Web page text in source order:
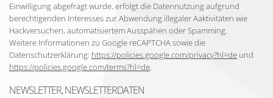
Einwilligung abgefragt wurde, erfolgt die Datennutzung aufgrund
berechtigenden Interesses zur Abwendung illegaler Aaktivitäten wie
Hackversuchen, automatisiertem Ausspähen oder Spamming.
Weitere Informationen zu Google reCAPTCHA sowie die
Datenschutzerklärung: https://policies.google.com/privacy?hl=de und
https://policies.google.com/terms?hl=de.
NEWSLETTER, NEWSLETTERDATEN